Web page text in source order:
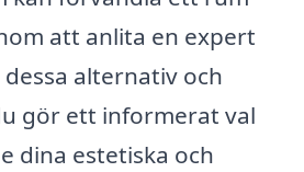
att anlita en expert
alternativ och
gör ett informerat val
dina estetiska och